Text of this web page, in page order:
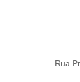
Rua